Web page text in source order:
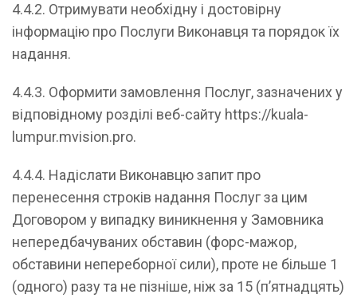
4.4.2. Отримувати необхідну і достовірну
інформацію про Послуги Виконавця та порядок їх
надання.
4.4.3. Оформити замовлення Послуг, зазначених у
відповідному розділі веб-сайту https://kuala-
lumpur.mvision.pro.
4.4.4. Надіслати Виконавцю запит про
перенесення строків надання Послуг за цим
Договором у випадку виникнення у Замовника
непередбачуваних обставин (форс-мажор,
обставини непереборної сили), проте не більше 1
(одного) разу та не пізніше, ніж за 15 (п’ятнадцять)